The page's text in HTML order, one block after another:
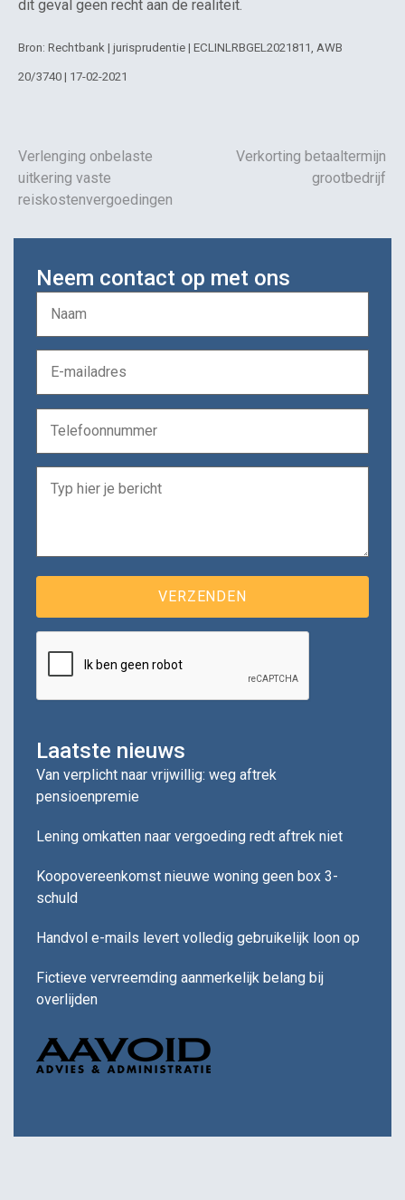
dit geval geen recht aan de realiteit.
Bron: Rechtbank | jurisprudentie | ECLINLRBGEL2021811, AWB
20/3740 | 17-02-2021
Verlenging onbelaste
uitkering vaste
reiskostenvergoedingen
Verkorting betaaltermijn
grootbedrijf
Neem contact op met ons
Laatste nieuws
Van verplicht naar vrijwillig: weg aftrek
pensioenpremie
Lening omkatten naar vergoeding redt aftrek niet
Koopovereenkomst nieuwe woning geen box 3-
schuld
Handvol e-mails levert volledig gebruikelijk loon op
Fictieve vervreemding aanmerkelijk belang bij
overlijden